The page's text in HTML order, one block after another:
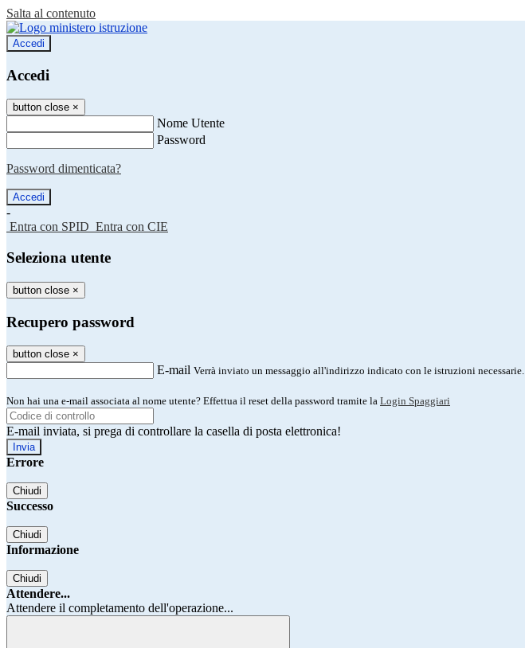
Salta al contenuto
Accedi
Accedi
button close ×
Nome Utente
Password
Password dimenticata?
-
Entra con SPID Entra con CIE
Seleziona utente
button close ×
Recupero password
button close ×
E-mail Verrà inviato un messaggio all'indirizzo indicato con le istruzioni necessarie.
Non hai una e-mail associata al nome utente? Effettua il reset della password tramite la Login Spaggiari
E-mail inviata, si prega di controllare la casella di posta elettronica!
Errore
Chiudi
Successo
Chiudi
Informazione
Chiudi
Attendere...
Attendere il completamento dell'operazione...